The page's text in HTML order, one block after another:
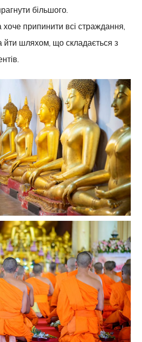
більшого.
припинити всі страждання,
йти шляхом, що складається з